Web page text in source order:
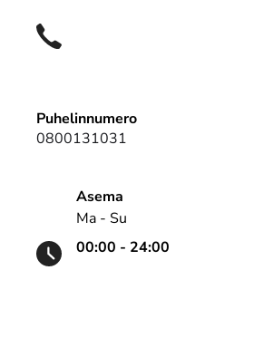
Puhelinnumero
0800131031
Asema
Ma - Su
00:00 - 24:00